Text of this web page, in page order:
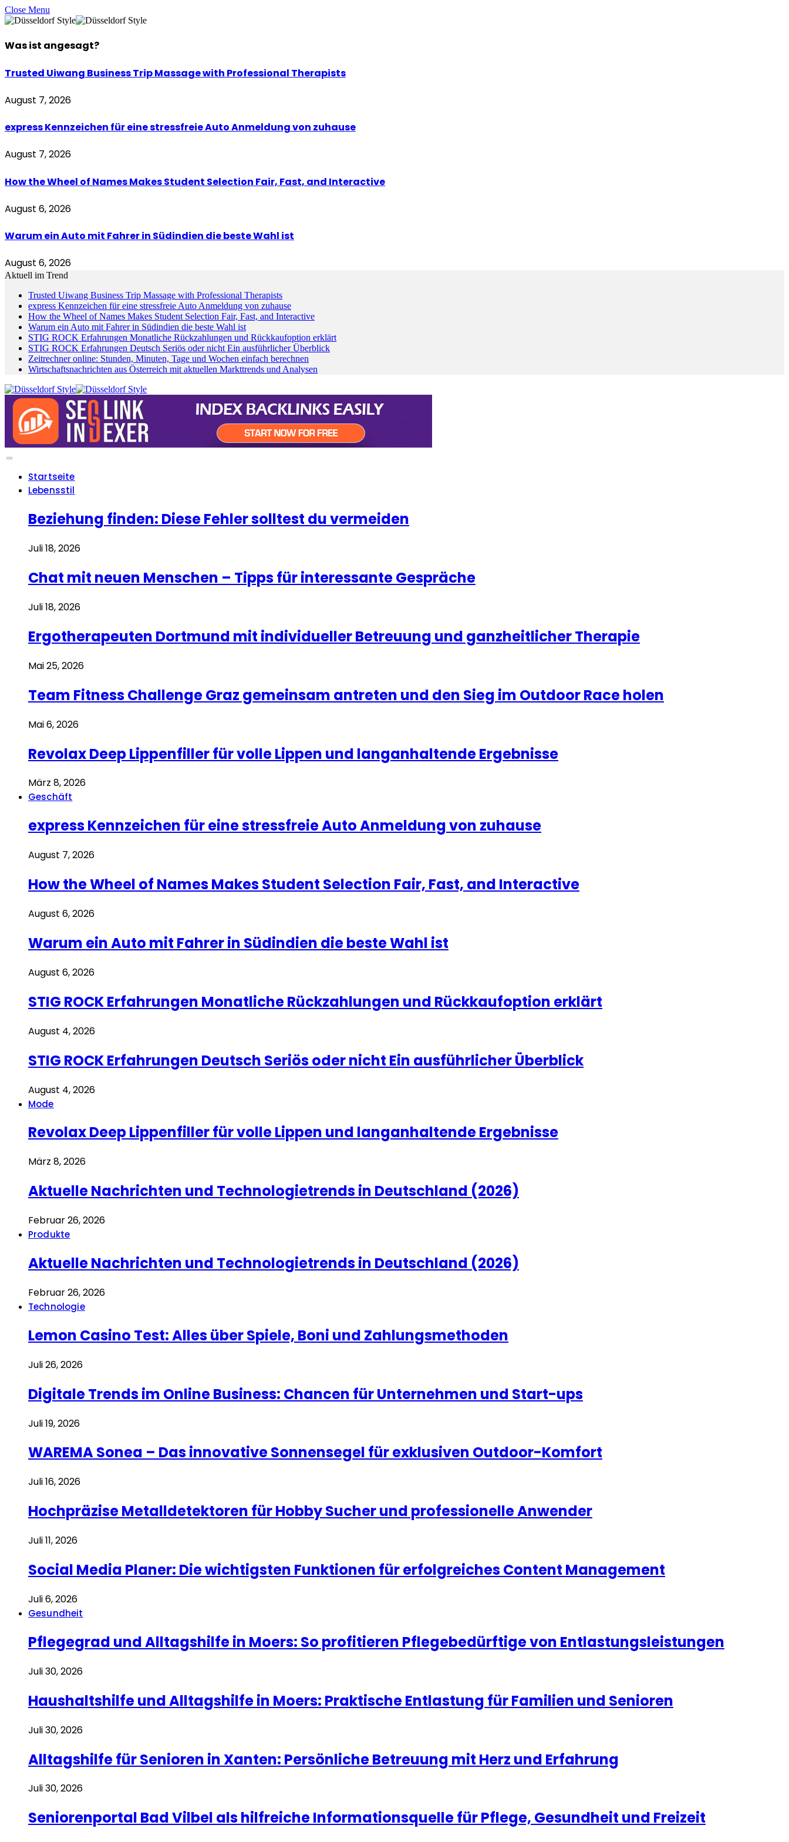
Close Menu
Was ist angesagt?
Trusted Uiwang Business Trip Massage with Professional Therapists
August 7, 2026
express Kennzeichen für eine stressfreie Auto Anmeldung von zuhause
August 7, 2026
How the Wheel of Names Makes Student Selection Fair, Fast, and Interactive
August 6, 2026
Warum ein Auto mit Fahrer in Südindien die beste Wahl ist
August 6, 2026
Aktuell im Trend
Trusted Uiwang Business Trip Massage with Professional Therapists
express Kennzeichen für eine stressfreie Auto Anmeldung von zuhause
How the Wheel of Names Makes Student Selection Fair, Fast, and Interactive
Warum ein Auto mit Fahrer in Südindien die beste Wahl ist
STIG ROCK Erfahrungen Monatliche Rückzahlungen und Rückkaufoption erklärt
STIG ROCK Erfahrungen Deutsch Seriös oder nicht Ein ausführlicher Überblick
Zeitrechner online: Stunden, Minuten, Tage und Wochen einfach berechnen
Wirtschaftsnachrichten aus Österreich mit aktuellen Markttrends und Analysen
Startseite
Lebensstil
Beziehung finden: Diese Fehler solltest du vermeiden
Juli 18, 2026
Chat mit neuen Menschen – Tipps für interessante Gespräche
Juli 18, 2026
Ergotherapeuten Dortmund mit individueller Betreuung und ganzheitlicher Therapie
Mai 25, 2026
Team Fitness Challenge Graz gemeinsam antreten und den Sieg im Outdoor Race holen
Mai 6, 2026
Revolax Deep Lippenfiller für volle Lippen und langanhaltende Ergebnisse
März 8, 2026
Geschäft
express Kennzeichen für eine stressfreie Auto Anmeldung von zuhause
August 7, 2026
How the Wheel of Names Makes Student Selection Fair, Fast, and Interactive
August 6, 2026
Warum ein Auto mit Fahrer in Südindien die beste Wahl ist
August 6, 2026
STIG ROCK Erfahrungen Monatliche Rückzahlungen und Rückkaufoption erklärt
August 4, 2026
STIG ROCK Erfahrungen Deutsch Seriös oder nicht Ein ausführlicher Überblick
August 4, 2026
Mode
Revolax Deep Lippenfiller für volle Lippen und langanhaltende Ergebnisse
März 8, 2026
Aktuelle Nachrichten und Technologietrends in Deutschland (2026)
Februar 26, 2026
Produkte
Aktuelle Nachrichten und Technologietrends in Deutschland (2026)
Februar 26, 2026
Technologie
Lemon Casino Test: Alles über Spiele, Boni und Zahlungsmethoden
Juli 26, 2026
Digitale Trends im Online Business: Chancen für Unternehmen und Start-ups
Juli 19, 2026
WAREMA Sonea – Das innovative Sonnensegel für exklusiven Outdoor-Komfort
Juli 16, 2026
Hochpräzise Metalldetektoren für Hobby Sucher und professionelle Anwender
Juli 11, 2026
Social Media Planer: Die wichtigsten Funktionen für erfolgreiches Content Management
Juli 6, 2026
Gesundheit
Pflegegrad und Alltagshilfe in Moers: So profitieren Pflegebedürftige von Entlastungsleistungen
Juli 30, 2026
Haushaltshilfe und Alltagshilfe in Moers: Praktische Entlastung für Familien und Senioren
Juli 30, 2026
Alltagshilfe für Senioren in Xanten: Persönliche Betreuung mit Herz und Erfahrung
Juli 30, 2026
Seniorenportal Bad Vilbel als hilfreiche Informationsquelle für Pflege, Gesundheit und Freizeit